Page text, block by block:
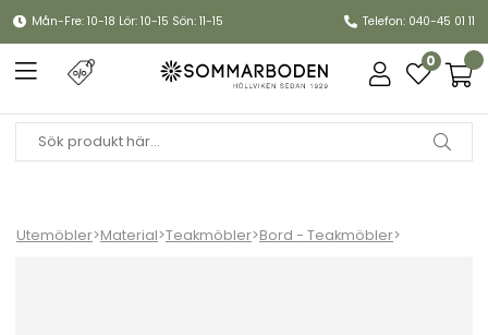
Mån-Fre: 10-18 Lör: 10-15 Sön: 11-15 Telefon: 040-45 01 11
0
Utemöbler>Material>Teakmöbler>Bord - Teakmöbler>